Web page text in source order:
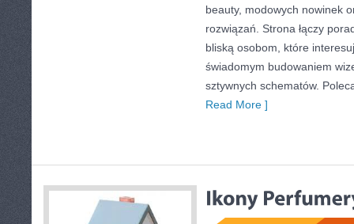
beauty, modowych nowinek
rozwiązań. Strona łączy
bliską osobom, które
świadomym budowaniem
sztywnych schematów.
Read More ]